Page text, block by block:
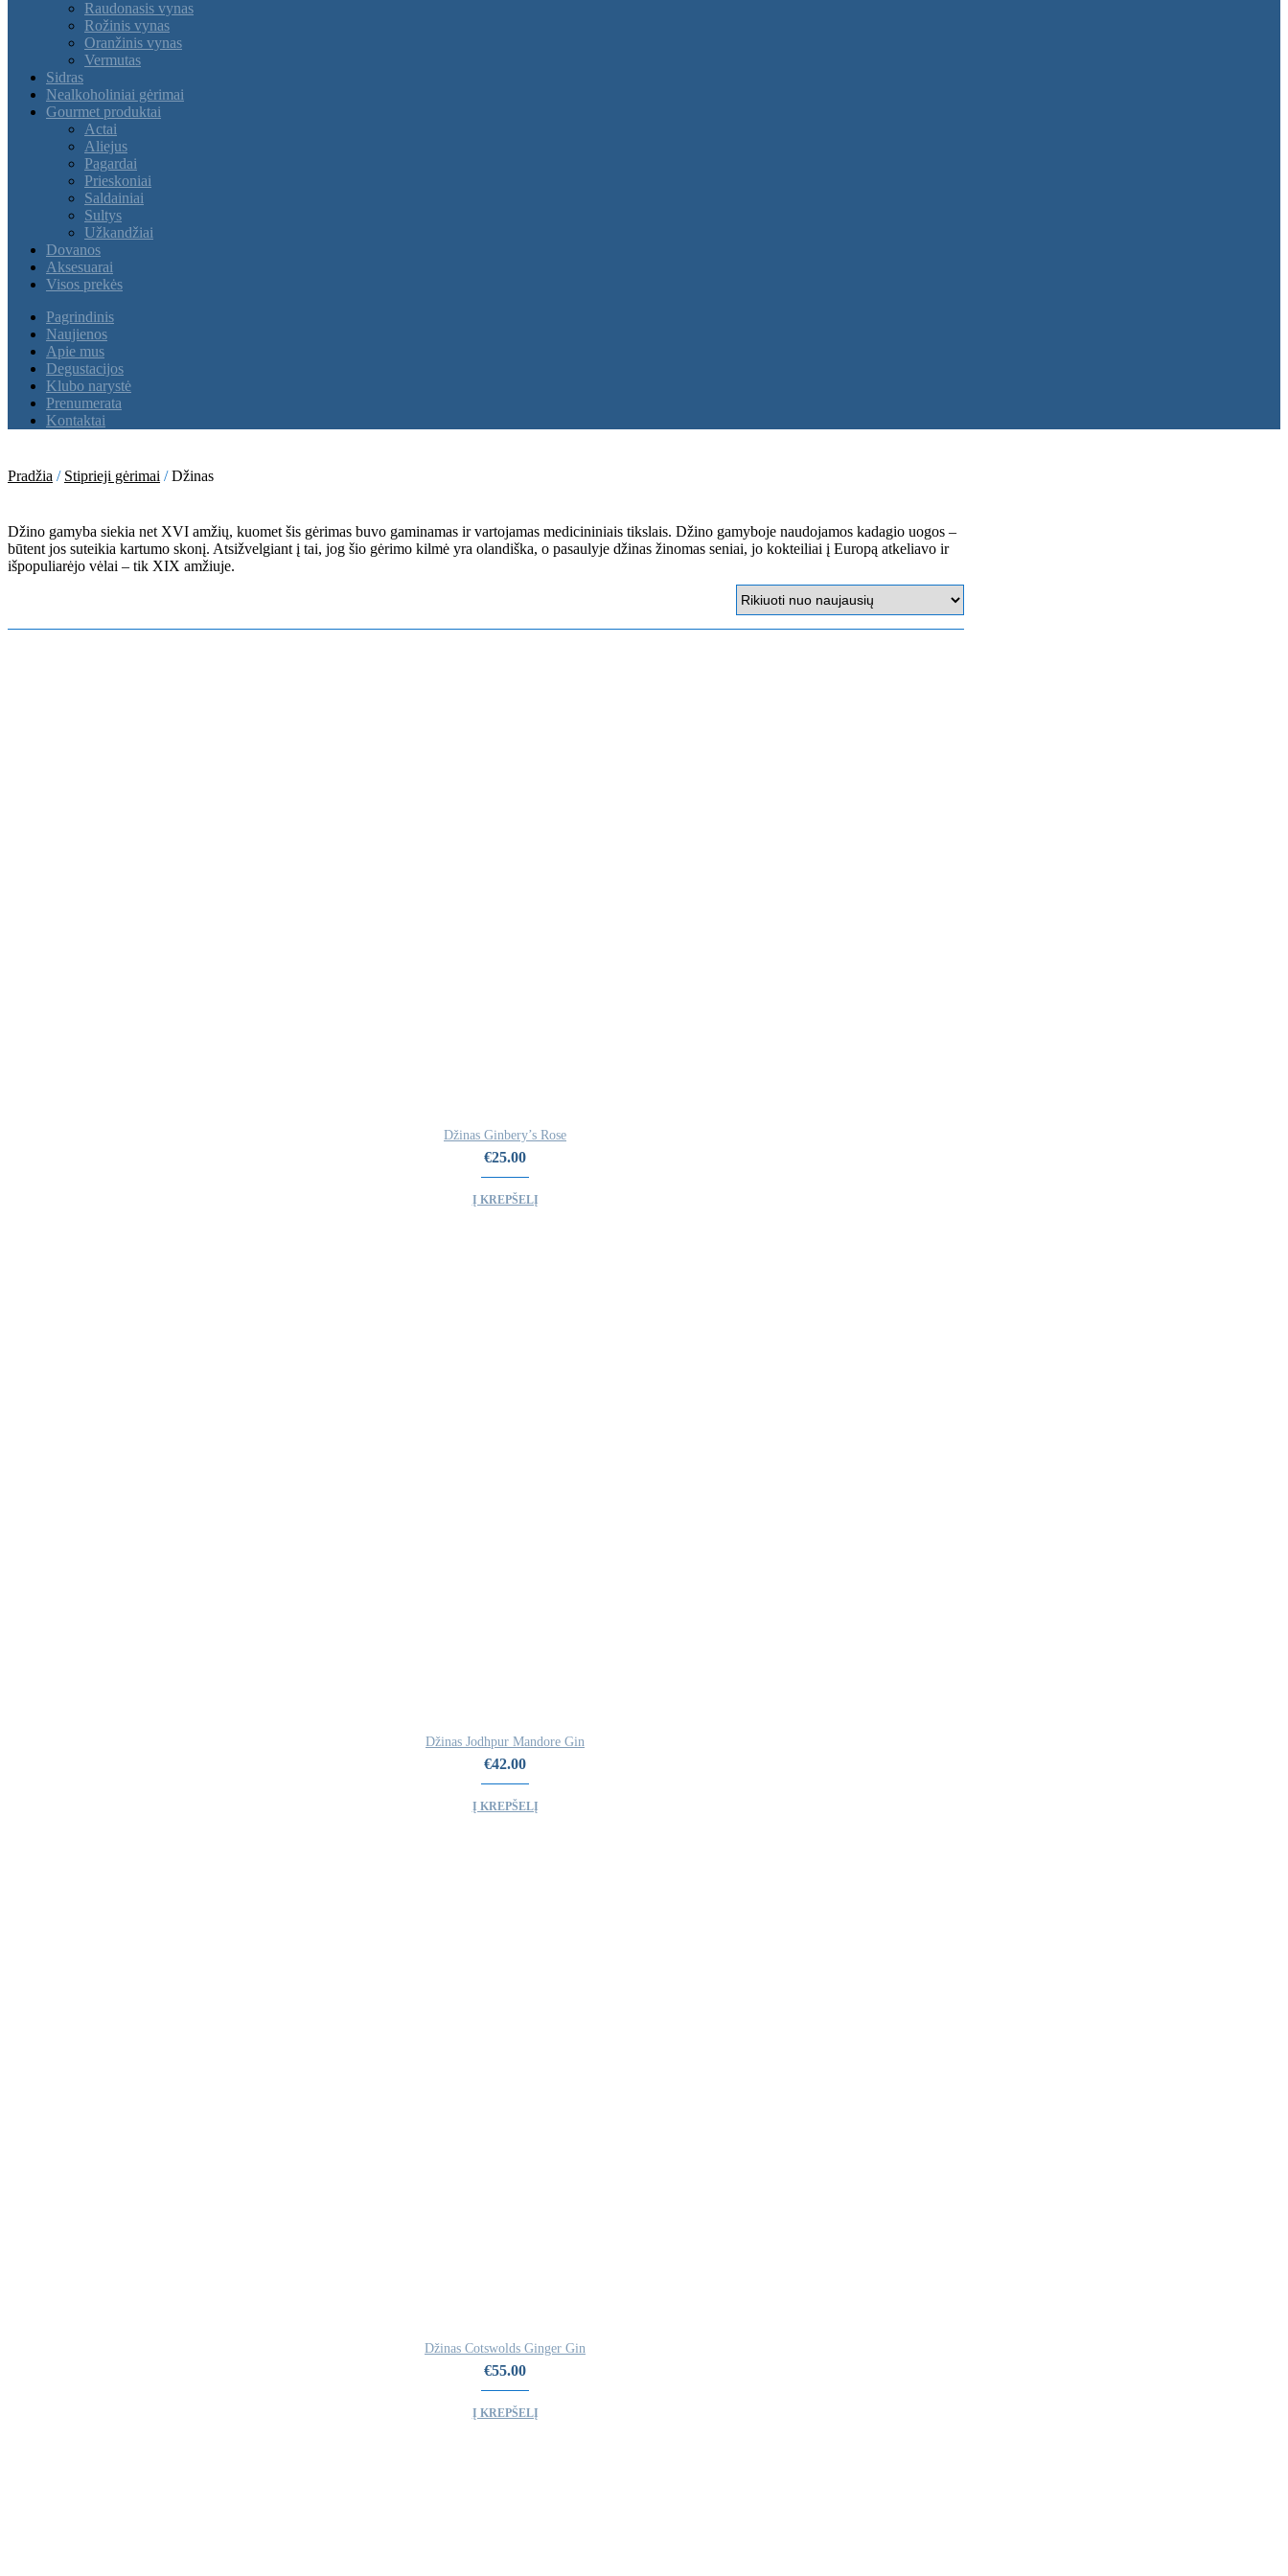
Raudonasis vynas
Rožinis vynas
Oranžinis vynas
Vermutas
Sidras
Nealkoholiniai gėrimai
Gourmet produktai
Actai
Aliejus
Pagardai
Prieskoniai
Saldainiai
Sultys
Užkandžiai
Dovanos
Aksesuarai
Visos prekės
Pagrindinis
Naujienos
Apie mus
Degustacijos
Klubo narystė
Prenumerata
Kontaktai
Pradžia / Stiprieji gėrimai /Džinas
Džino gamyba siekia net XVI amžių, kuomet šis gėrimas buvo gaminamas ir vartojamas medicininiais tikslais. Džino gamyboje naudojamos kadagio uogos –
būtent jos suteikia kartumo skonį. Atsižvelgiant į tai, jog šio gėrimo kilmė yra olandiška, o pasaulyje džinas žinomas seniai, jo kokteiliai į Europą atkeliavo ir
išpopuliarėjo vėlai – tik XIX amžiuje.
Džinas Ginbery’s Rose
€25.00
Į KREPŠELĮ
Džinas Jodhpur Mandore Gin
€42.00
Į KREPŠELĮ
Džinas Cotswolds Ginger Gin
€55.00
Į KREPŠELĮ